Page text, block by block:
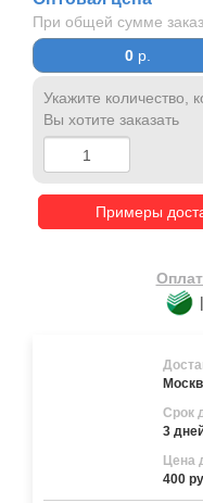
При общей сумме
0 р.
Укажите количество,
Вы хотите заказать
Примеры
|
Срок
3
Цена
400